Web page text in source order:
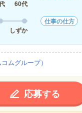
60代
しずか
仕事の仕方
ムグループ）
応募する